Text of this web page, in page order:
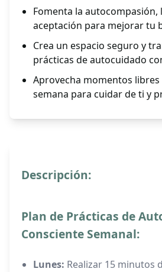
Fomenta la autocompasión,
aceptación para mejorar tu
Crea un espacio seguro y
prácticas de autocuidado
Aprovecha momentos
semana para cuidar de ti y
Descripción:
Plan de Prácticas de
Consciente Semanal:
Lunes: Realizar 15 minutos